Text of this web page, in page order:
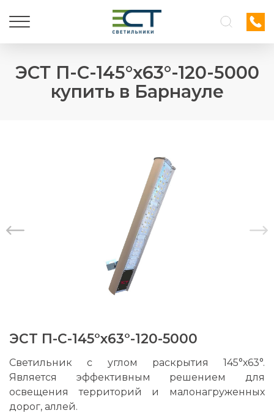
ЭСТ П-С-145°х63°-120-5000
купить в Барнауле
ЭСТ П-С-145°х63°-120-5000
Светильник с углом раскрытия 145°х63°.
Является эффективным решением для
освещения территорий и малонагруженных
дорог, аллей.